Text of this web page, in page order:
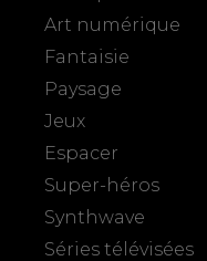
Art numérique
Fantaisie
Paysage
Jeux
Espacer
Super-héros
Synthwave
Séries télévisées